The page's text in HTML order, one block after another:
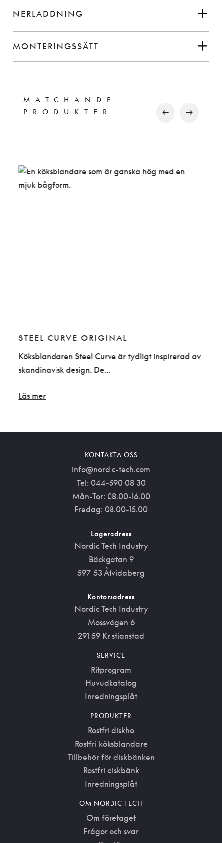
NERLADDNING
MONTERINGSSÄTT
MATCHANDE
PRODUKTER
STEEL CURVE ORIGINAL
Köksblandaren Steel Curve är tydligt inspirerad av
skandinavisk design. De...
Läs mer
KONTAKTA OSS
info@nordic-tech.com
Tel: 044-590 08 30
Mån-Tor: 08.00-16.00
Fredag: 08.00-15.00
Lageradress
Nordic Tech Industry
Bäckgatan 9
597 53 Åtvidaberg
Kontorsadress
Nordic Tech Industry
Mossvägen 6
291 59 Kristianstad
SERVICE
Ritprogram
Huvudkatalog
Inredningsplåt
PRODUKTER
Rostfri diskho
Rostfri köksblandare
Tillbehör för diskbänken
Rostfri diskbänk
Inredningsplåt
OM NORDIC TECH
Om företaget
Frågor och svar